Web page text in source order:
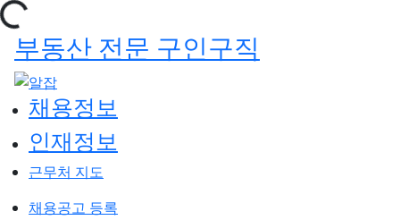
부동산 전문 구인구직
채용정보
인재정보
근무처 지도
채용공고 등록